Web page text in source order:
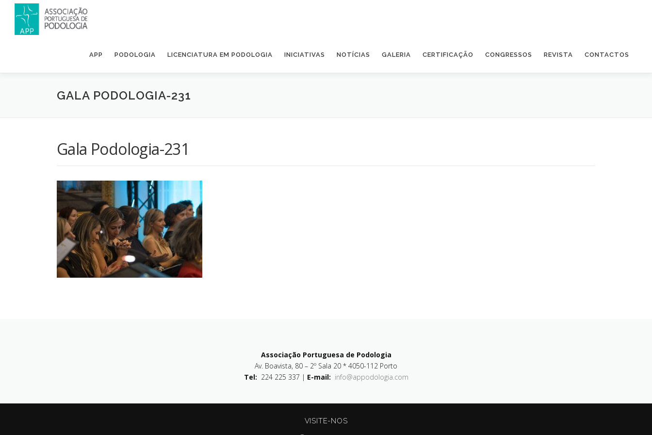
APP PODOLOGIA LICENCIATURA EM PODOLOGIA INICIATIVAS NOTÍCIAS GALERIA CERTIFICAÇÃO CONGRESSOS REVISTA CONTACTOS
GALA PODOLOGIA-231
Gala Podologia-231
Associação Portuguesa de Podologia
Av. Boavista, 80 – 2º Sala 20 * 4050-112 Porto
Tel: 224 225 337 | E-mail: info@appodologia.com
VISITE-NOS